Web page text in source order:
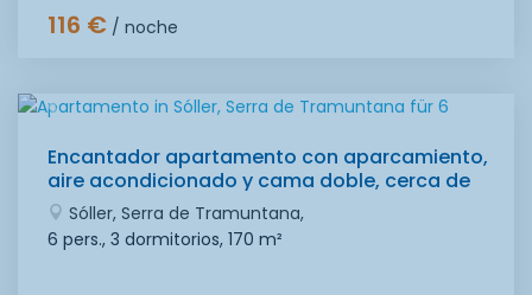
116 € / noche
Encantador apartamento con aparcamiento,
aire acondicionado y cama doble, cerca de
Biniaraix
Sóller, Serra de Tramuntana,
6 pers., 3 dormitorios, 170 m²